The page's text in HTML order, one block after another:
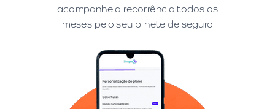
acompanhe a recorrência todos os
meses pelo seu bilhete de seguro